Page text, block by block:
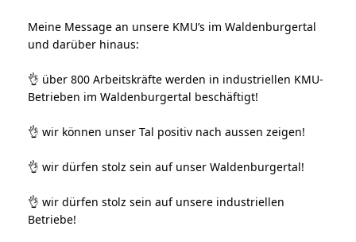
Meine Message an unsere KMU’s im Waldenburgertal
und darüber hinaus:
👌 über 800 Arbeitskräfte werden in industriellen KMU-
Betrieben im Waldenburgertal beschäftigt!
👌 wir können unser Tal positiv nach aussen zeigen!
👌 wir dürfen stolz sein auf unser Waldenburgertal!
👌 wir dürfen stolz sein auf unsere industriellen
Betriebe!